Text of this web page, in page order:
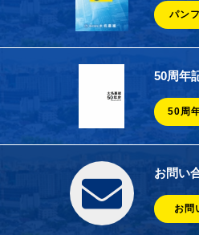
パン
50周年
50周
お問い
お問